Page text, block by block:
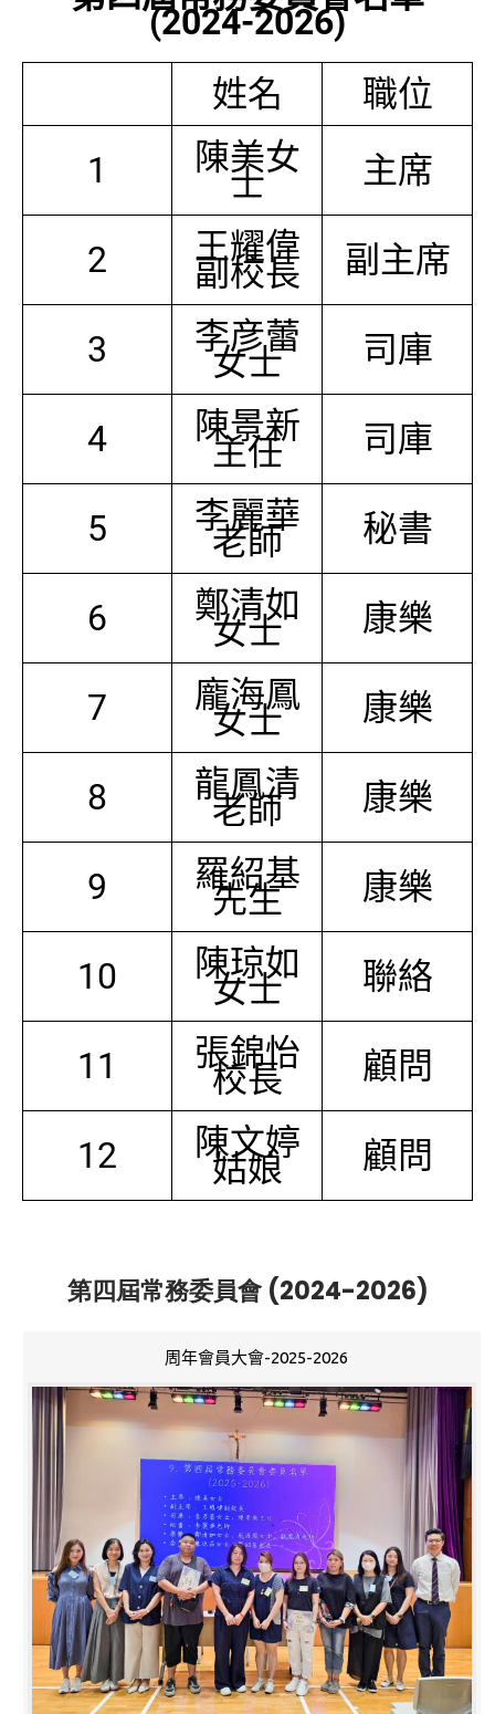
(2024-2026)
姓名
職位
1
陳美女
士 主席
2 王耀偉
副校長 副主席
3 李彦蕾
女士 司庫
4 陳景新
主任 司庫
5 李麗華
老師 秘書
6 鄭清如
女士 康樂
7 龐海鳳
女士 康樂
8 龍鳳清
老師 康樂
9 羅紹基
先生 康樂
10 陳琼如
女士 聯絡
11 張錦怡
校長 顧問
12 陳文婷
姑娘 顧問
第四屆常務委員會 (2024-2026)
周年會員大會-2025-2026